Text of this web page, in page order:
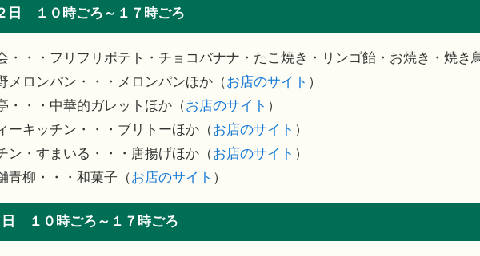
日 １０時ごろ～１７時ごろ
・・・フリフリポテト・チョコバナナ・たこ焼き・リンゴ飴・お焼き・焼き
メロンパン・・・メロンパンほか（お店のサイト ）
・・・中華的ガレットほか（お店のサイト ）
ーキッチン・・・ブリトーほか（お店のサイト ）
ン・すまいる・・・唐揚げほか（お店のサイト ）
青柳・・・和菓子（お店のサイト ）
日 １０時ごろ～１７時ごろ